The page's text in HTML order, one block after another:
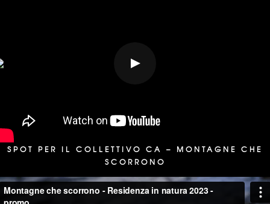
SPOT PER IL COLLETTIVO CA – MONTAGNE CHE
SCORRONO